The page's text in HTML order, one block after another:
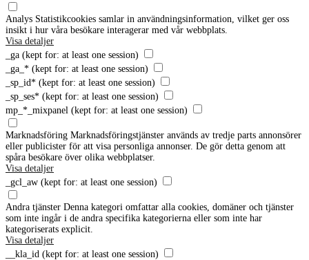
Analys Statistikcookies samlar in användningsinformation, vilket ger oss
insikt i hur våra besökare interagerar med vår webbplats.
Visa detaljer
_ga (kept for: at least one session)
_ga_* (kept for: at least one session)
_sp_id* (kept for: at least one session)
_sp_ses* (kept for: at least one session)
mp_*_mixpanel (kept for: at least one session)
Marknadsföring Marknadsföringstjänster används av tredje parts annonsörer
eller publicister för att visa personliga annonser. De gör detta genom att
spåra besökare över olika webbplatser.
Visa detaljer
_gcl_aw (kept for: at least one session)
Andra tjänster Denna kategori omfattar alla cookies, domäner och tjänster
som inte ingår i de andra specifika kategorierna eller som inte har
kategoriserats explicit.
Visa detaljer
__kla_id (kept for: at least one session)